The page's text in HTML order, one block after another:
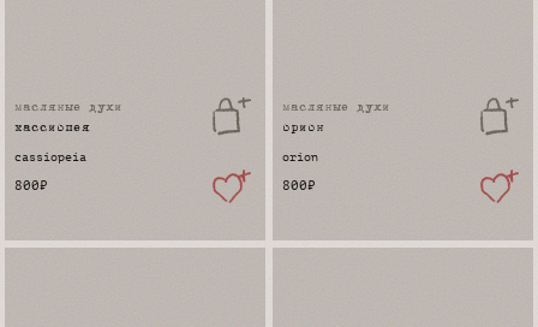
масляные духи
кассиопея
cassiopeia
800₽
масляные духи
орион
orion
800₽